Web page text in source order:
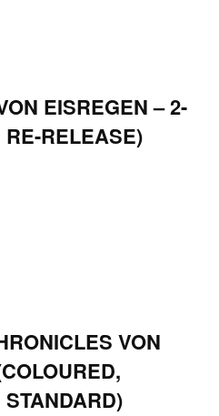
EISREGEN – 2-
RELEASE)
VON